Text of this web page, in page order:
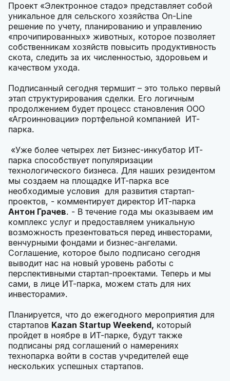
Проект «Электронное стадо» представляет собой
уникальное для сельского хозяйства On-Line
решение по учету, планированию и управлению
«прочипированных» животных, которое позволяет
собственникам хозяйств повысить продуктивность
скота, следить за их численностью, здоровьем и
качеством ухода.
Подписанный сегодня термшит – это только первый
этап структурирования сделки. Его логичным
продолжением будет процесс становления ООО
«Агроинновации» портфельной компанией ИТ-
парка.
«Уже более четырех лет Бизнес-инкубатор ИТ-
парка способствует популяризации
технологического бизнеса. Для наших резидентом
мы создаем на площадке ИТ-парка все
необходимые условия для развития стартап-
проектов, - комментирует директор ИТ-парка
Антон Грачев. - В течение года мы оказываем им
комплекс услуг и предоставляем уникальную
возможность презентоваться перед инвесторами,
венчурными фондами и бизнес-ангелами.
Соглашение, которое было подписано сегодня
выводит нас на новый уровень работы с
перспективными стартап-проектами. Теперь и мы
сами, в лице ИТ-парка, можем стать для них
инвесторами».
Планируется, что до ежегодного мероприятия для
стартапов Kazan Startup Weekend, который
пройдет в ноябре в ИТ-парке, будут также
подписаны ряд соглашений о намерениях
технопарка войти в состав учредителей еще
нескольких успешных стартапов.